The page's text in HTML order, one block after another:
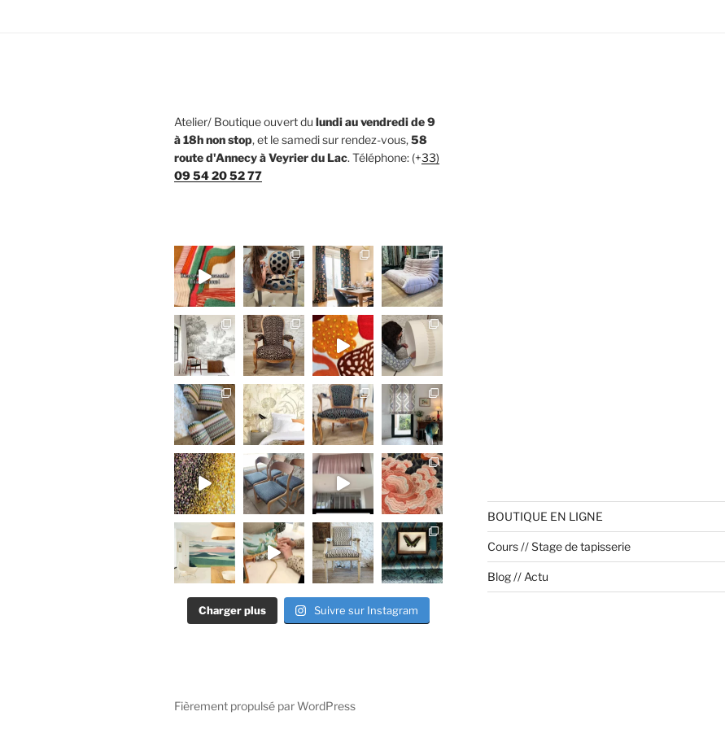
Atelier/ Boutique ouvert du lundi au vendredi de 9
à 18h non stop, et le samedi sur rendez-vous,58
route d'Annecy à Veyrier du Lac. Téléphone: (+33)
09 54 20 52 77
Charger plus Suivre sur Instagram
BOUTIQUE EN LIGNE
Cours // Stage de tapisserie
Blog // Actu
Fièrement propulsé par WordPress